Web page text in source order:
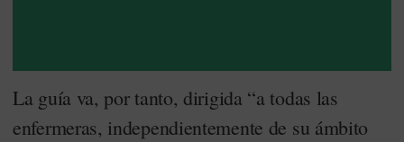
La guía va, por tanto, dirigida “a todas las
enfermeras, independientemente de su ámbito